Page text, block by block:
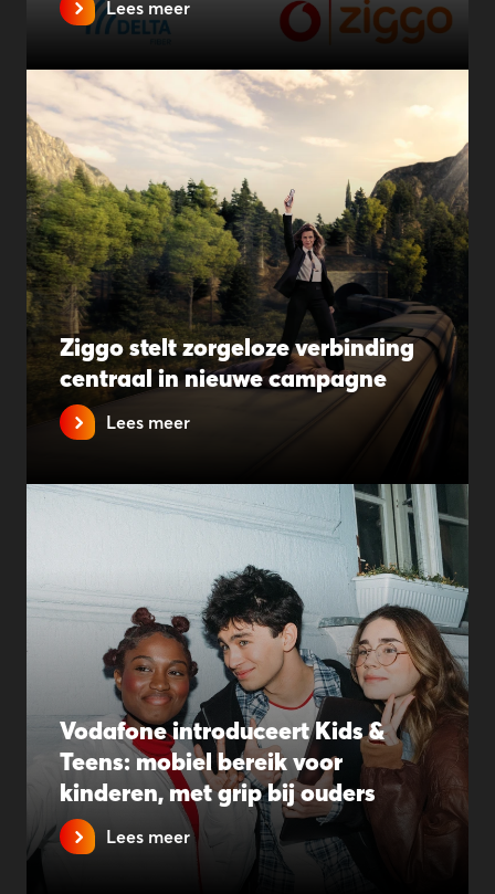
Lees meer
Ziggo stelt zorgeloze verbinding
centraal in nieuwe campagne
Lees meer
Vodafone introduceert Kids &
Teens: mobiel bereik voor
kinderen, met grip bij ouders
Lees meer